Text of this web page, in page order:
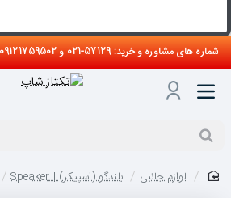
شماره های مشاوره و خرید: 57129-021 و 09121759502
لوازم جانبی بلندگو (اسپیکر) | Speaker